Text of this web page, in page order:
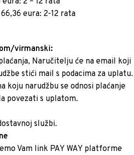
eura: 2-12 rata
virmanski:
Naručitelju će na email koji
stići mail s podacima za uplatu.
koju narudžbu se odnosi plaćanje
povezati s uplatom.
službi.
Vam link PAY WAY platforme